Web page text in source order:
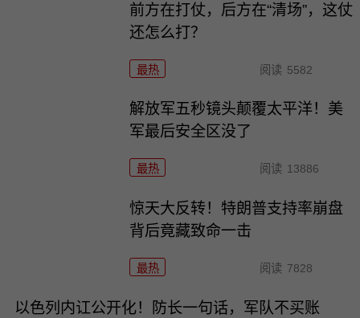
前方在打仗，后方在“清场”，这仗
还怎么打？
最热 阅读 5582
解放军五秒镜头颠覆太平洋！美
军最后安全区没了
最热 阅读 13886
惊天大反转！特朗普支持率崩盘
背后竟藏致命一击
最热 阅读 7828
以色列内讧公开化！防长一句话，军队不买账